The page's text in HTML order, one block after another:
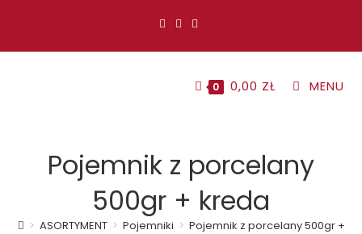
0 0,00 ZŁ MENU
Pojemnik z porcelany
500gr + kreda
> ASORTYMENT > Pojemniki > Pojemnik z porcelany 500gr +